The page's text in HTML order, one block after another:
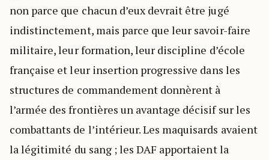
non parce que chacun d’eux devrait être jugé
indistinctement, mais parce que leur savoir-faire
militaire, leur formation, leur discipline d’école
française et leur insertion progressive dans les
structures de commandement donnèrent à
l’armée des frontières un avantage décisif sur les
combattants de l’intérieur. Les maquisards avaient
la légitimité du sang ; les DAF apportaient la